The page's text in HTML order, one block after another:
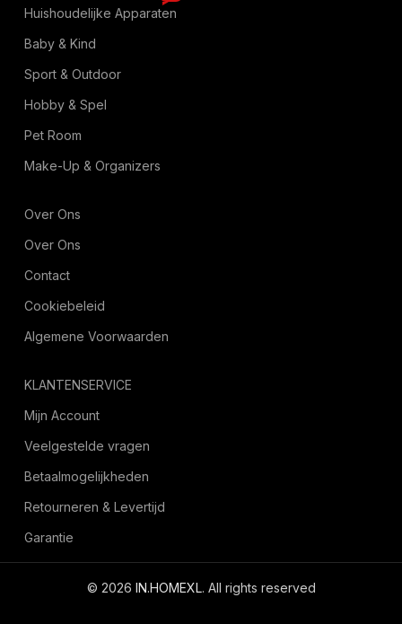
Huishoudelijke Apparaten
Baby & Kind
Sport & Outdoor
Hobby & Spel
Pet Room
Make-Up & Organizers
Over Ons
Over Ons
Contact
Cookiebeleid
Algemene Voorwaarden
KLANTENSERVICE
Mijn Account
Veelgestelde vragen
Betaalmogelijkheden
Retourneren & Levertijd
Garantie
© 2026 IN.HOMEXL. All rights reserved